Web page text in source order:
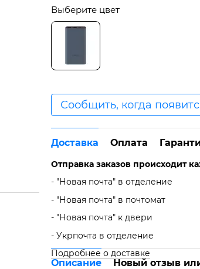
Выберите цвет
Сообщить, когда
Доставка Оплата
Отправка заказов происходит
- "Новая почта" в отделение
- "Новая почта" в почтомат
- "Новая почта" к двери
- Укрпочта в отделение
Подробнее о доставке
Описание Новый отзыв